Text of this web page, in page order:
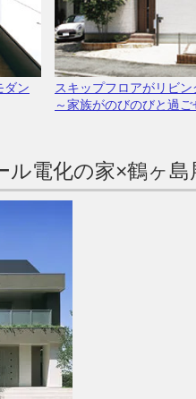
ダン
スキップフロアがリビ
～家族がのびのびと過
ル電化の家×鶴ヶ